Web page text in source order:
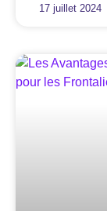
17 juillet 2024